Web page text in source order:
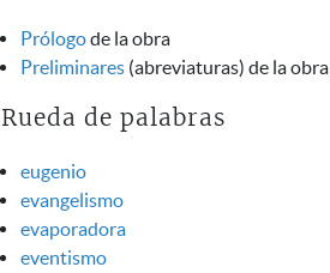
Prólogode la obra
Preliminares (abreviaturas) de la obra
Rueda de palabras
eugenio
evangelismo
evaporadora
eventismo